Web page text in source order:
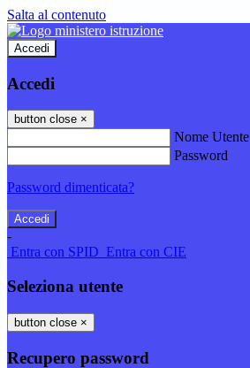
Salta al contenuto
Accedi
Accedi
button close ×
Nome Utente
Password
Password dimenticata?
-
Entra con SPID Entra con CIE
Seleziona utente
button close ×
Recupero password